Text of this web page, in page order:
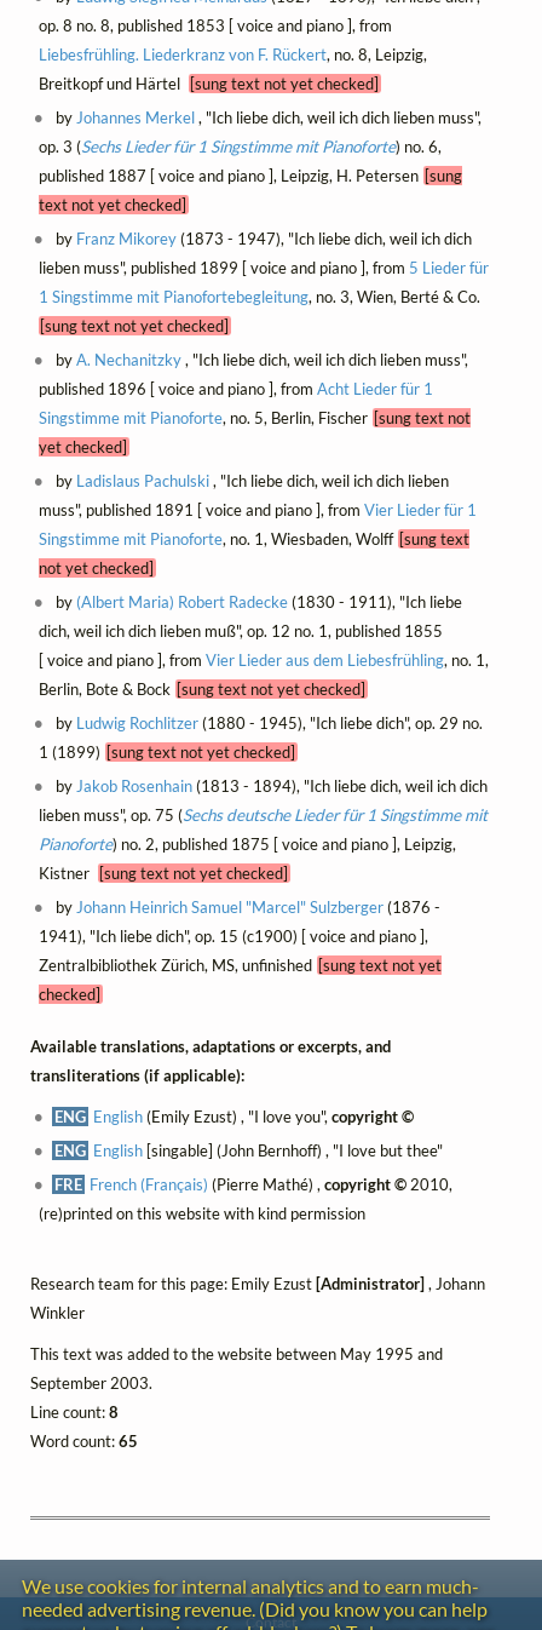
op. 8 no. 8, published 1853 [ voice and piano ], from
Liebesfrühling. Liederkranz von F. Rückert, no. 8, Leipzig,
Breitkopf und Härtel
[sung text not yet checked]
by Johannes Merkel, "Ich liebe dich, weil ich dich lieben muss",
op. 3 (Sechs Lieder für 1 Singstimme mit Pianoforte) no. 6,
published 1887 [ voice and piano ], Leipzig, H. Petersen [sung
text not yet checked]
by Franz Mikorey(1873 - 1947), "Ich liebe dich, weil ich dich
lieben muss", published 1899 [ voice and piano ], from 5 Lieder für
1 Singstimme mit Pianofortebegleitung, no. 3, Wien, Berté & Co.
[sung text not yet checked]
byA. Nechanitzky, "Ich liebe dich, weil ich dich lieben muss",
published 1896 [ voice and piano ], from Acht Lieder für 1
Singstimme mit Pianoforte, no. 5, Berlin, Fischer [sung text not
yet checked]
by Ladislaus Pachulski, "Ich liebe dich, weil ich dich lieben
muss", published 1891 [ voice and piano ], from Vier Lieder für 1
Singstimme mit Pianoforte, no. 1, Wiesbaden, Wolff [sung text
not yet checked]
by (Albert Maria) Robert Radecke(1830 - 1911), "Ich liebe
dich, weil ich dich lieben muß", op. 12 no. 1, published 1855
[ voice and piano ], from Vier Lieder aus dem Liebesfrühling, no. 1,
Berlin, Bote & Bock [sung text not yet checked]
by Ludwig Rochlitzer(1880 - 1945), "Ich liebe dich", op. 29 no.
1 (1899) [sung text not yet checked]
byJakob Rosenhain(1813 - 1894), "Ich liebe dich, weil ich dich
lieben muss", op. 75 (Sechs deutsche Lieder für 1 Singstimme mit
Pianoforte) no. 2, published 1875 [ voice and piano ], Leipzig,
Kistner
[sung text not yet checked]
byJohann Heinrich Samuel "Marcel" Sulzberger(1876 -
1941), "Ich liebe dich", op. 15 (c1900) [ voice and piano ],
Zentralbibliothek Zürich, MS, unfinished [sung text not yet
checked]
Available translations, adaptations or excerpts, and
transliterations (if applicable):
ENG English(Emily Ezust) , "I love you",copyright ©
ENG English [singable] (John Bernhoff) , "I love but thee"
FRE French (Français) (Pierre Mathé) ,copyright © 2010,
(re)printed on this website with kind permission
Research team for this page: Emily Ezust [Administrator] , Johann
Winkler
This text was added to the website between May 1995 and
September 2003.
Line count:8
Word count:65
We use cookies for internal analytics and to earn much-
needed advertising revenue. (Did you know you can help
Contact